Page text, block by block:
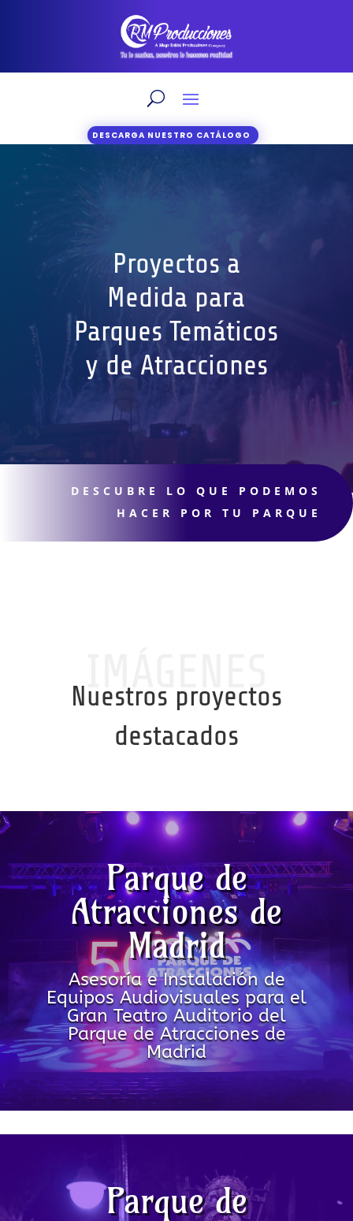
DESCARGA NUESTRO CATÁLOGO
Proyectos a
Medida para
Parques Temáticos
y de Atracciones
DESCUBRE LO QUE PODEMOS
HACER POR TU PARQUE
IMÁGENES
Nuestros proyectos
destacados
Parque de
Atracciones de
Madrid
Asesoría e Instalación de
Equipos Audiovisuales para el
Gran Teatro Auditorio del
Parque de Atracciones de
Madrid
Parque de